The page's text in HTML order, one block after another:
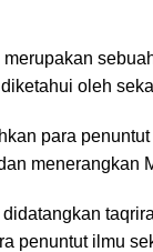
oleh
para
menerangkan
penuntut ilmu